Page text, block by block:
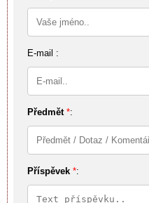
E-mail :
Předmět *:
Příspěvek *: